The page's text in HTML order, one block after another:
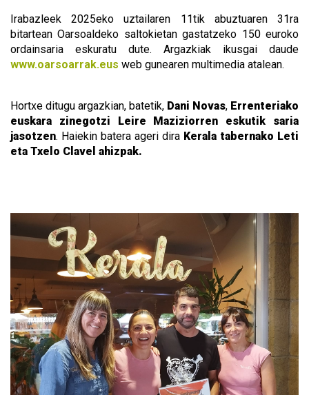
Irabazleek 2025eko uztailaren 11tik abuztuaren 31ra
bitartean Oarsoaldeko saltokietan gastatzeko 150 euroko
ordainsaria eskuratu dute. Argazkiak ikusgai daude
www.oarsoarrak.eus web gunearen multimedia atalean.
Hortxe ditugu argazkian, batetik, Dani Novas, Errenteriako
euskara zinegotzi Leire Maziziorren eskutik saria
jasotzen. Haiekin batera ageri dira Kerala tabernako Leti
eta Txelo Clavel ahizpak.